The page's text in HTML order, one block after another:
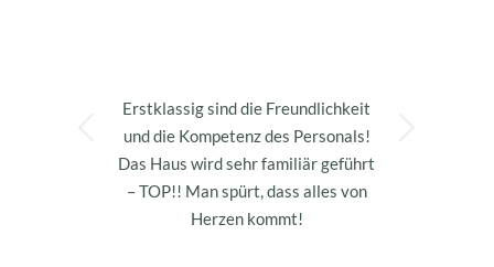
Erstklassig sind die Freundlichkeit
und die Kompetenz des Personals!
Das Haus wird sehr familiär geführt
– TOP!! Man spürt, dass alles von
Herzen kommt!
Next